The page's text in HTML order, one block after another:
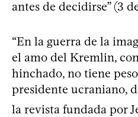
antes de decidirse” (3
“En la guerra de la
el amo del Kremlin,
hinchado, no tiene
presidente ucraniano,
la revista fundada por